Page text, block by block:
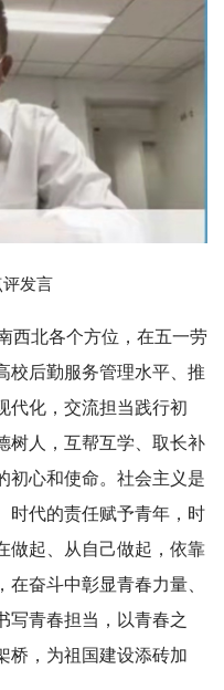
发言
西北各个方位，在五一劳
校后勤服务管理水平、推
代化，交流担当践行初
树人，互帮互学、取长补
初心和使命。社会主义是
时代的责任赋予青年，时
做起、从自己做起，依靠
奋斗中彰显青春力量、
写青春担当，以青春之
桥，为祖国建设添砖加